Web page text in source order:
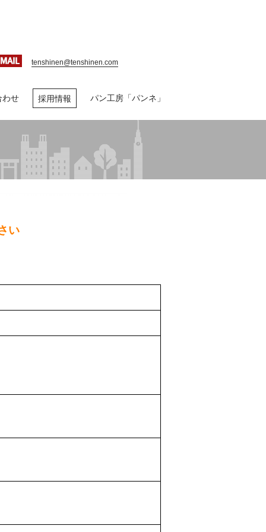
tenshinen@tenshinen.com
わせ 採用情報 パン工房「パンネ」
い